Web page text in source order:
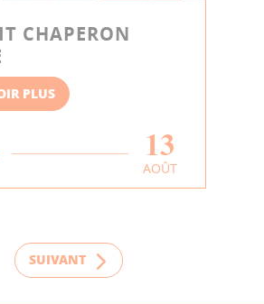
CHAPERON
PLUS
13
AOÛT
SUIVANT